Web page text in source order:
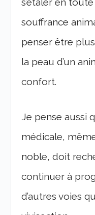
souffrance
penser être
la peau d’un
confort.
Je pense aussi
médicale,
noble, doit
continuer à
d’autres voies